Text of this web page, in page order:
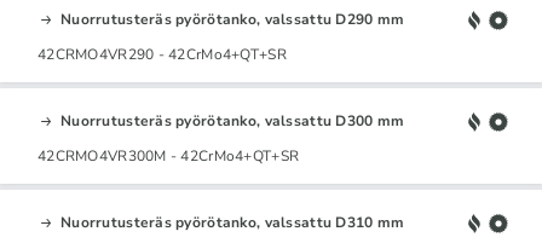
Nuorrutusteräs pyörötanko, valssattu D290 mm
42CRMO4VR290 - 42CrMo4+QT+SR
Nuorrutusteräs pyörötanko, valssattu D300 mm
42CRMO4VR300M - 42CrMo4+QT+SR
Nuorrutusteräs pyörötanko, valssattu D310 mm